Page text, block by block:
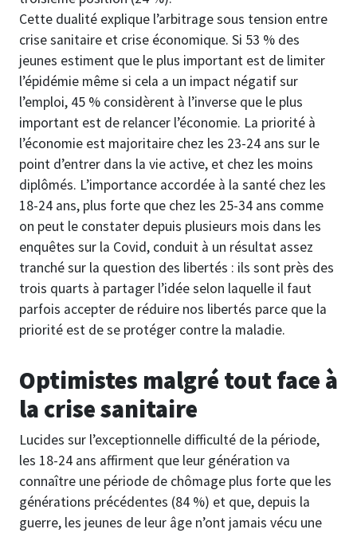
Cette dualité explique l’arbitrage sous tension entre
crise sanitaire et crise économique. Si 53 % des
jeunes estiment que le plus important est de limiter
l’épidémie même si cela a un impact négatif sur
l’emploi, 45 % considèrent à l’inverse que le plus
important est de relancer l’économie. La priorité à
l’économie est majoritaire chez les 23-24 ans sur le
point d’entrer dans la vie active, et chez les moins
diplômés. L’importance accordée à la santé chez les
18-24 ans, plus forte que chez les 25-34 ans comme
on peut le constater depuis plusieurs mois dans les
enquêtes sur la Covid, conduit à un résultat assez
tranché sur la question des libertés : ils sont près des
trois quarts à partager l’idée selon laquelle il faut
parfois accepter de réduire nos libertés parce que la
priorité est de se protéger contre la maladie.
Optimistes malgré tout face à
la crise sanitaire
Lucides sur l’exceptionnelle difficulté de la période,
les 18-24 ans affirment que leur génération va
connaître une période de chômage plus forte que les
générations précédentes (84 %) et que, depuis la
guerre, les jeunes de leur âge n’ont jamais vécu une